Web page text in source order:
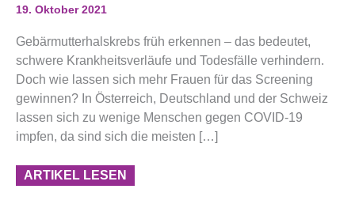
19. Oktober 2021
Gebärmutterhalskrebs früh erkennen – das bedeutet,
schwere Krankheitsverläufe und Todesfälle verhindern.
Doch wie lassen sich mehr Frauen für das Screening
gewinnen? In Österreich, Deutschland und der Schweiz
lassen sich zu wenige Menschen gegen COVID-19
impfen, da sind sich die meisten […]
ARTIKEL LESEN